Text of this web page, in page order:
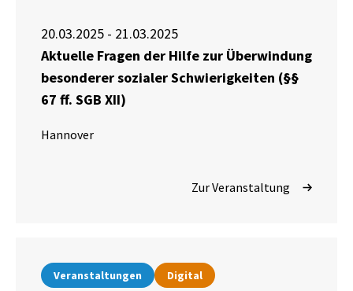
20.03.2025 - 21.03.2025
Aktuelle Fragen der Hilfe zur Überwindung
besonderer sozialer Schwierigkeiten (§§
67 ff. SGB XII)
Hannover
Zur Veranstaltung
Veranstaltungen Digital